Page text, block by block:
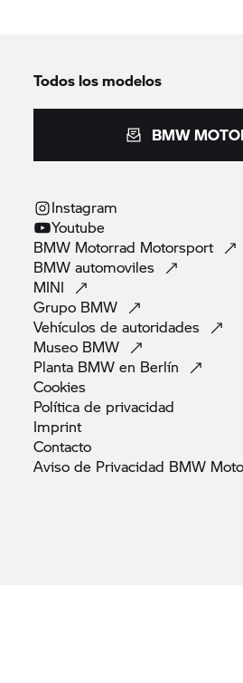
Todos los modelos
BMW
Instagram
Youtube
BMW Motorrad Motorsport
BMWautomoviles
MINI
Grupo BMW
Vehículos deautoridades
Museo BMW
Planta BMW en Berlín
Cookies
Política de privacidad
Imprint
Contacto
Aviso de Privacidad BMW